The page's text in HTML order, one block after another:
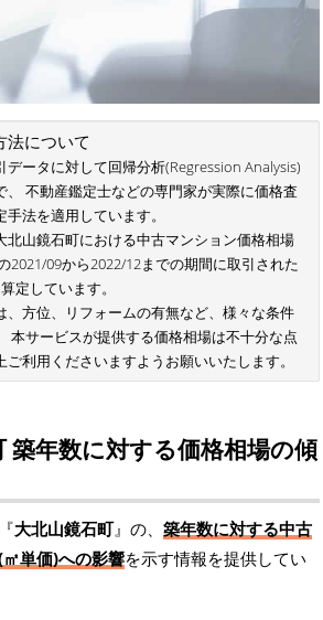
法について
ータに対して回帰分析(Regression Analysis)
、 不動産鑑定士などの専門家が実際に価格査
法を適用しています。
北山鏡石町における中古マンション価格相場
2021/09から2022/12までの期間に取引された
定しています。
、方位、リフォームの有無など、様々な条件
本サービスが提供する価格相場は不十分な点
利用くださいますようお願いいたします。
築年数に対する価格相場の傾
大北山鏡石町』の、 築年数に対する中古
単価)への影響を示す情報を提供してい